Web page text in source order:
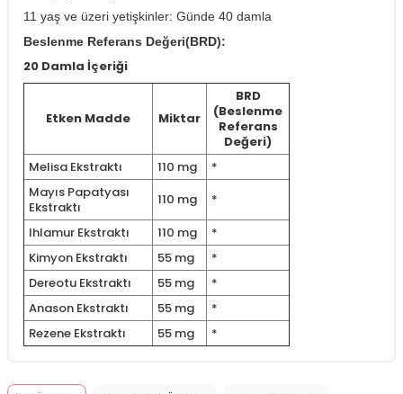
11 yaş ve üzeri yetişkinler: Günde 40 damla
Beslenme Referans Değeri(BRD):
20 Damla İçeriği
Etken Madde Miktar
BRD
(Beslenme
Referans
Değeri)
Melisa Ekstraktı
110 mg
*
Mayıs Papatyası
Ekstraktı
110 mg
*
Ihlamur Ekstraktı
110 mg
*
Kimyon Ekstraktı
55 mg
*
Dereotu Ekstraktı
55 mg
*
Anason Ekstraktı
55 mg
*
Rezene Ekstraktı
55 mg *